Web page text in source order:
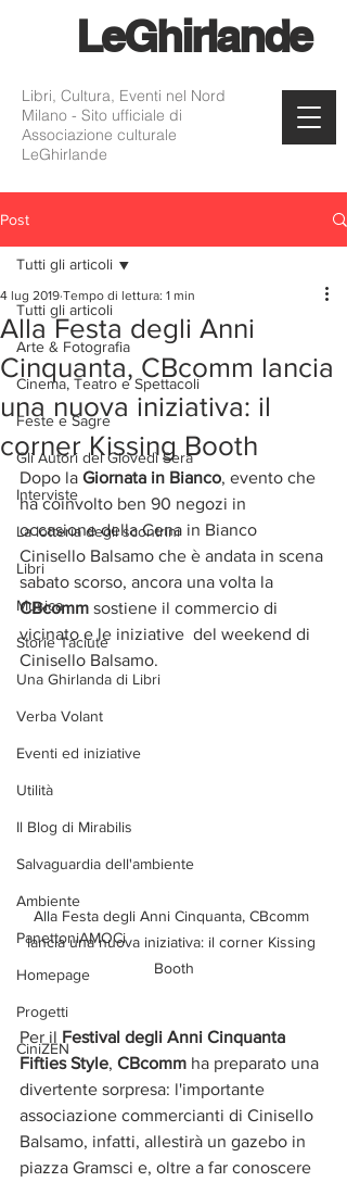
LeGhirlande
Libri, Cultura, Eventi nel Nord
Milano - Sito ufficiale di
Associazione culturale
LeGhirlande
Post
Tutti gli articoli
Arte & Fotografia
Cinema, Teatro e Spettacoli
Feste e Sagre
Gli Autori del Giovedì Sera
Interviste
La lotteria degli scontrini
Libri
Musica
Storie Taciute
Una Ghirlanda di Libri
Verba Volant
Eventi ed iniziative
Utilità
Il Blog di Mirabilis
Salvaguardia dell'ambiente
Ambiente
PanettoniAMOCi
Homepage
Progetti
CiniZEN
Tutti gli articoli
Alla Festa degli Anni
Cinquanta, CBcomm lancia
una nuova iniziativa: il
corner Kissing Booth
4 lug 2019 Tempo di lettura: 1 min
Dopo la Giornata in Bianco, evento che
ha coinvolto ben 90 negozi in
occasione della Cena in Bianco
Cinisello Balsamo che è andata in scena
sabato scorso, ancora una volta la
CBcomm sostiene il commercio di
vicinato e le iniziative  del weekend di
Cinisello Balsamo.
Alla Festa degli Anni Cinquanta, CBcomm
lancia una nuova iniziativa: il corner Kissing
Booth
Per il Festival degli Anni Cinquanta
Fifties Style, CBcomm ha preparato una
divertente sorpresa: l'importante
associazione commercianti di Cinisello
Balsamo, infatti, allestirà un gazebo in
piazza Gramsci e, oltre a far conoscere